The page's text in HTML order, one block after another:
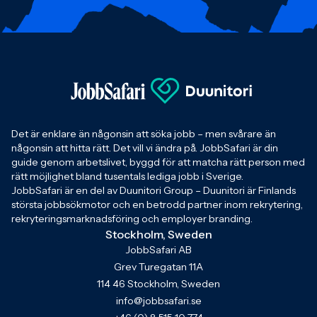
Det är enklare än någonsin att söka jobb – men svårare än
någonsin att hitta rätt. Det vill vi ändra på. JobbSafari är din
guide genom arbetslivet, byggd för att matcha rätt person med
rätt möjlighet bland tusentals lediga jobb i Sverige.
JobbSafari är en del av Duunitori Group – Duunitori är Finlands
största jobbsökmotor och en betrodd partner inom rekrytering,
rekryteringsmarknadsföring och employer branding.
Stockholm, Sweden
JobbSafari AB
Grev Turegatan 11A
114 46 Stockholm, Sweden
info@jobbsafari.se